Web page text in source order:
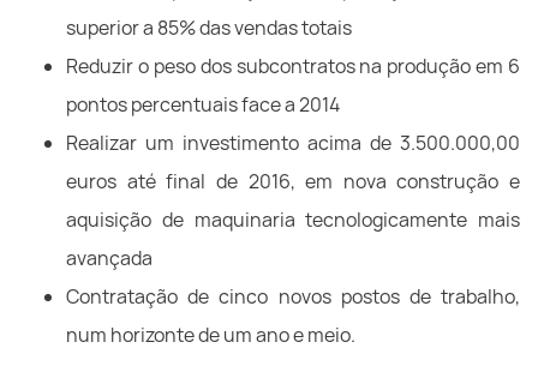
superior a 85% das vendas totais
Reduzir o peso dos subcontratos na produção em 6
pontos percentuais face a 2014
Realizar um investimento acima de 3.500.000,00
euros até final de 2016, em nova construção e
aquisição de maquinaria tecnologicamente mais
avançada
Contratação de cinco novos postos de trabalho,
num horizonte de um ano e meio.